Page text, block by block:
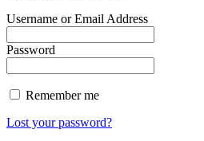
Username or Email Address
Password
Remember me
Lost your password?